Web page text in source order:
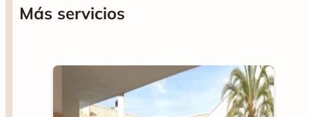
Más servicios